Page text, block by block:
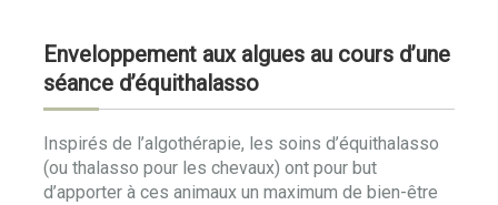
Enveloppement aux algues au cours d’une
séance d’équithalasso
Inspirés de l’algothérapie, les soins d’équithalasso
(ou thalasso pour les chevaux) ont pour but
d’apporter à ces animaux un maximum de bien-être